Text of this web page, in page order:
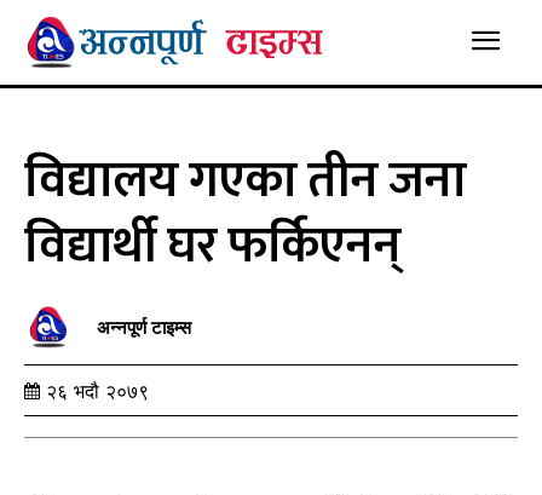
विद्यालय गएका तीन जना
विद्यार्थी घर फर्किएनन्
अन्नपूर्ण टाइम्स
२६ भदौ २०७९